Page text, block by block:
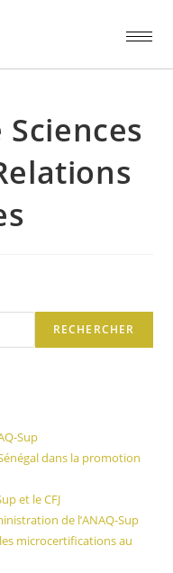
Sciences
RECHERCHER
Sup
dans la promotion
et le CFJ
de l’ANAQ-Sup
microcertifications au